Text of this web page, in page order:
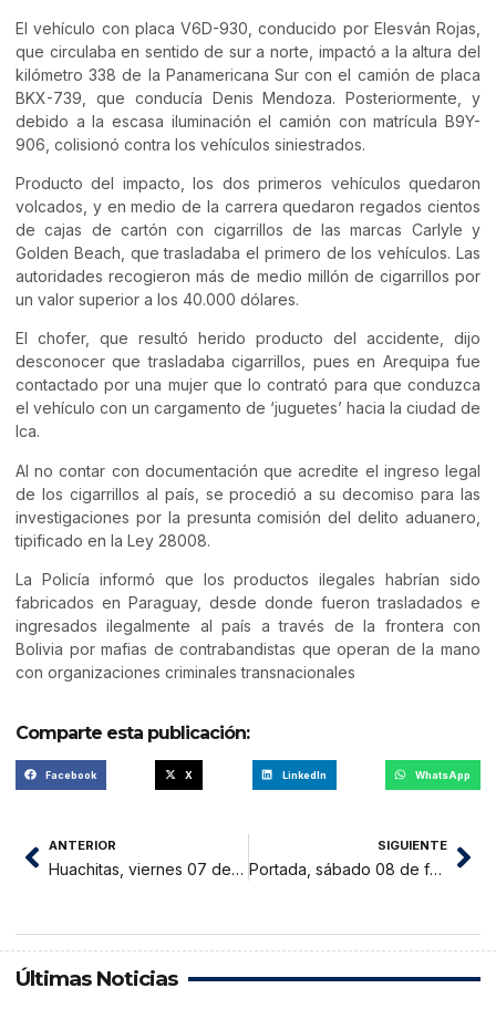
El vehículo con placa V6D-930, conducido por Elesván Rojas,
que circulaba en sentido de sur a norte, impactó a la altura del
kilómetro 338 de la Panamericana Sur con el camión de placa
BKX-739, que conducía Denis Mendoza. Posteriormente, y
debido a la escasa iluminación el camión con matrícula B9Y-
906, colisionó contra los vehículos siniestrados.
Producto del impacto, los dos primeros vehículos quedaron
volcados, y en medio de la carrera quedaron regados cientos
de cajas de cartón con cigarrillos de las marcas Carlyle y
Golden Beach, que trasladaba el primero de los vehículos. Las
autoridades recogieron más de medio millón de cigarrillos por
un valor superior a los 40.000 dólares.
El chofer, que resultó herido producto del accidente, dijo
desconocer que trasladaba cigarrillos, pues en Arequipa fue
contactado por una mujer que lo contrató para que conduzca
el vehículo con un cargamento de ‘juguetes’ hacia la ciudad de
Ica.
Al no contar con documentación que acredite el ingreso legal
de los cigarrillos al país, se procedió a su decomiso para las
investigaciones por la presunta comisión del delito aduanero,
tipificado en la Ley 28008.
La Policía informó que los productos ilegales habrían sido
fabricados en Paraguay, desde donde fueron trasladados e
ingresados ilegalmente al país a través de la frontera con
Bolivia por mafias de contrabandistas que operan de la mano
con organizaciones criminales transnacionales
Comparte esta publicación:
Facebook X LinkedIn WhatsApp
ANTERIOR
Huachitas, viernes 07 de febrero 2025
SIGUIENTE
Portada, sábado 08 de febrero 2025
Últimas Noticias